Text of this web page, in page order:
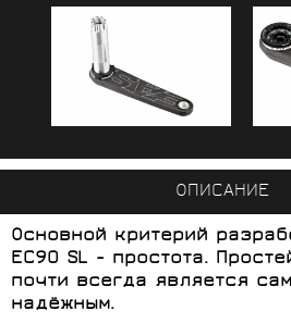
ОПИСАНИЕ
Основной критерий
EC90 SL - простота.
почти всегда является
надёжным.